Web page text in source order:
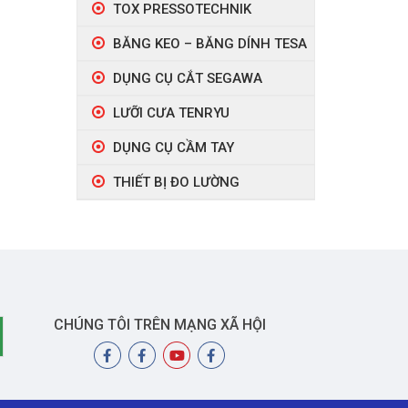
là
TOX PRESSOTECHNIK
BĂNG KEO – BĂNG DÍNH TESA
DỤNG CỤ CẮT SEGAWA
LƯỠI CƯA TENRYU
DỤNG CỤ CẦM TAY
THIẾT BỊ ĐO LƯỜNG
CHÚNG TÔI TRÊN MẠNG XÃ HỘI